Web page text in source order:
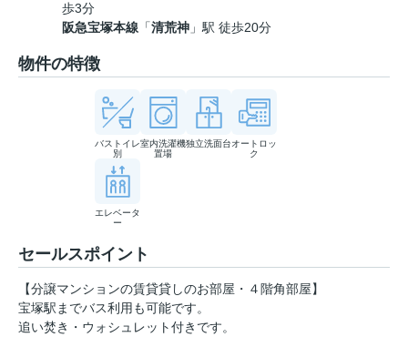
歩3分
阪急宝塚本線 「清荒神 」駅 徒歩20分
物件の特徴
バストイレ
別
室内洗濯機
置場
独立洗面台オートロッ
ク
エレベータ
ー
セールスポイント
【分譲マンションの賃貸貸しのお部屋・４階角部屋】
宝塚駅までバス利用も可能です。
追い焚き・ウォシュレット付きです。